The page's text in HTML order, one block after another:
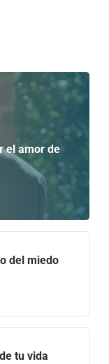
el amor de
del miedo
tu vida